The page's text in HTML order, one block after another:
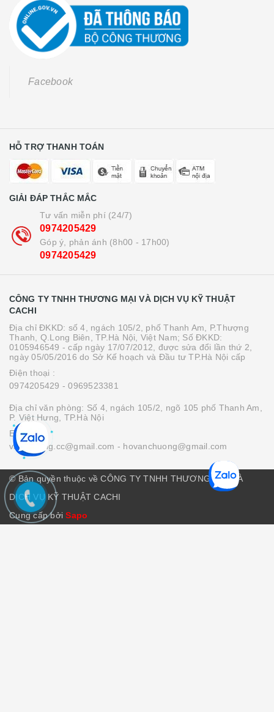
Facebook
HỖ TRỢ THANH TOÁN
GIẢI ĐÁP THẮC MẮC
Tư vấn miễn phí (24/7)
0974205429
Góp ý, phản ánh (8h00 - 17h00)
0974205429
CÔNG TY TNHH THƯƠNG MẠI VÀ DỊCH VỤ KỸ THUẬT
CACHI
Địa chỉ ĐKKD: số 4, ngách 105/2, phố Thanh Am, P.Thượng
Thanh, Q.Long Biên, TP.Hà Nội, Việt Nam; Số ĐKKD:
0105946549 - cấp ngày 17/07/2012, được sửa đổi lần thứ 2,
ngày 05/05/2016 do Sở Kế hoạch và Đầu tư TP.Hà Nội cấp
Điện thoại :
0974205429 - 0969523381
Địa chỉ văn phòng: Số 4, ngách 105/2, ngõ 105 phố Thanh Am,
P. Việt Hưng, TP.Hà Nội
Email :
vanchuong.cc@gmail.com - hovanchuong@gmail.com
© Bản quyền thuộc về CÔNG TY TNHH THƯƠNG MẠI VÀ
DỊCH VỤ KỸ THUẬT CACHI
Cung cấp bởiSapo